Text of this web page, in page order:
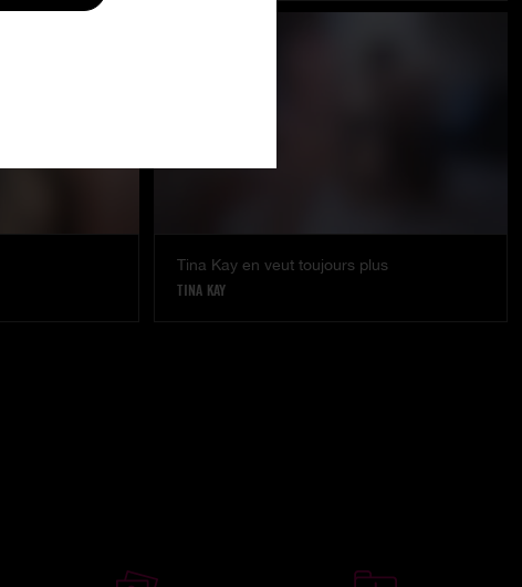
Tina Kay en veut toujours plus
TINA KAY